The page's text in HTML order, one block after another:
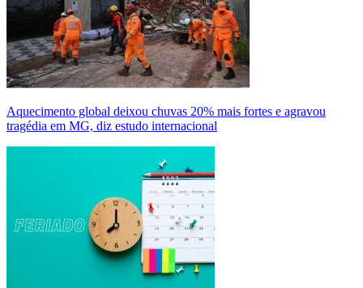
Aquecimento global deixou chuvas 20% mais fortes e agravou
tragédia em MG, diz estudo internacional